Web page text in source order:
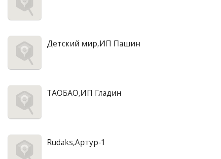
Детский мир,ИП Пашин
ТАОБАО,ИП Гладин
Rudaks,Артур-1